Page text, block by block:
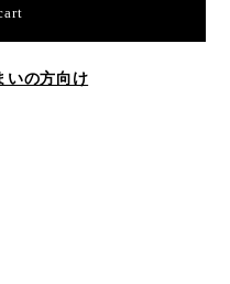
いの方向け